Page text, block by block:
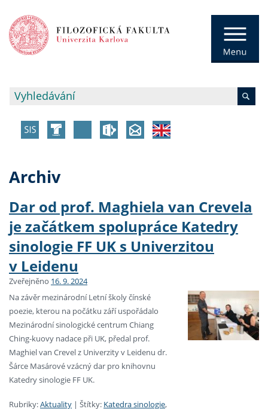
Archiv
Dar od prof. Maghiela van Crevela
je začátkem spolupráce Katedry
sinologie FF UK s Univerzitou
v Leidenu
Zveřejněno 16. 9. 2024
Na závěr mezinárodní Letní školy čínské
poezie, kterou na počátku září uspořádalo
Mezinárodní sinologické centrum Chiang
Ching-kuovy nadace při UK, předal prof.
Maghiel van Crevel z Univerzity v Leidenu dr.
Šárce Masárové vzácný dar pro knihovnu
Katedry sinologie FF UK.
Rubriky:Aktuality | Štítky: Katedra sinologie,